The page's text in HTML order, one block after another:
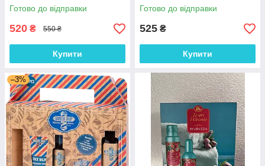
Готово до відправки
520 ₴ 550 ₴
Купити
Готово до відправки
525 ₴
Купити
–3%